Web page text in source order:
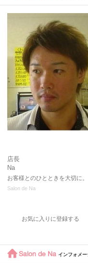
店長
Na
お客様とのひとときを大切に。
Salon de Na
お気に入りに登録する
Salon de Na インフォメ